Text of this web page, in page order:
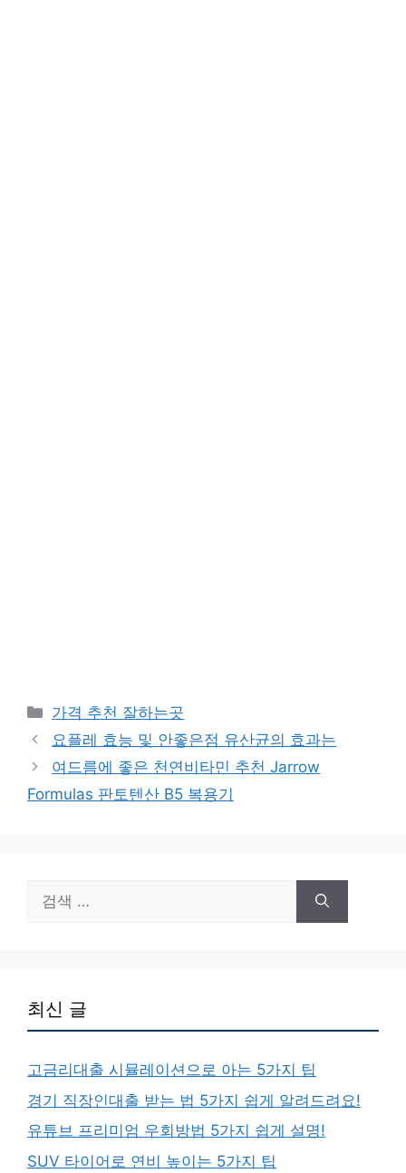
카
테
리
가격 추천 잘하는곳
요플레 효능 및 안좋은점 유산균의 효과는
여드름에 좋은 천연비타민 추천 Jarrow
Formulas 판토텐산 B5 복용기
색:
최신 글
고금리대출 시뮬레이션으로 아는 5가지 팁
경기 직장인대출 받는 법 5가지 쉽게 알려드려요!
유튜브 프리미엄 우회방법 5가지 쉽게 설명!
SUV 타이어로 연비 높이는 5가지 팁